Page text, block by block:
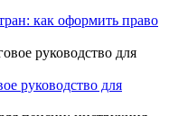
как оформить право
руководство для